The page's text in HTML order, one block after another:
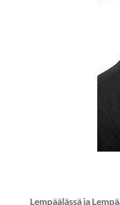
Lempäälässä ja